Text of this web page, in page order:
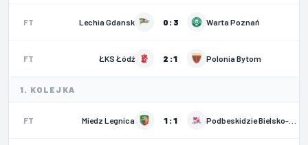
FT Lechia Gdansk 0 : 3 Warta Poznań
FT ŁKS Łódź 2 : 1 Polonia Bytom
1. KOLEJKA
FT Miedz Legnica 1 : 1